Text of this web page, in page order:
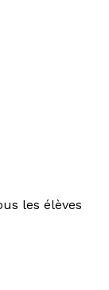
les élèves